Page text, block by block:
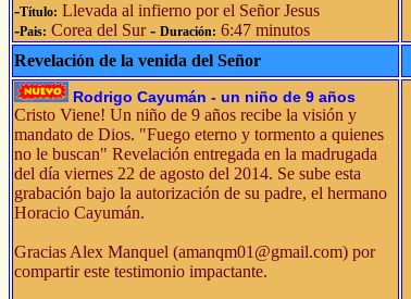
-Título: Llevada al infierno por el Señor Jesus
-Pais: Corea del Sur - Duración: 6:47 minutos
Revelación de la venida del Señor
Rodrigo Cayumán - un niño de 9 años
Cristo Viene! Un niño de 9 años recibe la visión y
mandato de Dios. "Fuego eterno y tormento a quienes
no le buscan" Revelación entregada en la madrugada
del día viernes 22 de agosto del 2014. Se sube esta
grabación bajo la autorización de su padre, el hermano
Horacio Cayumán.
Gracias Alex Manquel (amanqm01@gmail.com) por
compartir este testimonio impactante.